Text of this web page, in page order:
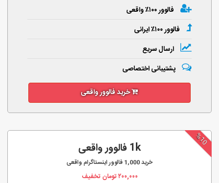
فالوور ۱۰۰٪ واقعی
فالوور ۱۰۰٪ ایرانی
ارسال سریع
پشتیبانی اختصاصی
خرید فالوور واقعی
%10
1k فالوور واقعی
خرید1,000 فالوور اینستاگرام واقعی
۲۰۰,۰۰۰تومان تخفیف